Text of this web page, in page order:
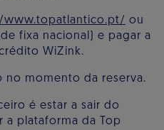
www.topatlantico.pt/ ou
fixa nacional) e pagar a
WiZink.
no momento da reserva.
é estar a sair do
a plataforma da Top